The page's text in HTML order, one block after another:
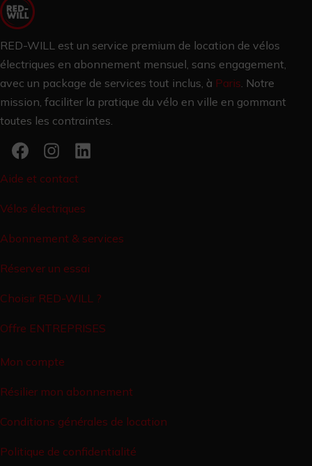
RED-WILL est un service premium de location de vélos
électriques en abonnement mensuel, sans engagement,
avec un package de services tout inclus, à Paris Notre
mission, faciliter la pratique du vélo en ville en gommant
toutes les contraintes.
Aide et contact
Vélos électriques
Abonnement & services
Réserver un essai
Choisir RED-WILL ?
Offre ENTREPRISES
Mon compte
Résilier mon abonnement
Conditions générales de location
Politique de confidentialité